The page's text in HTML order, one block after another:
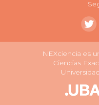
NEXciencia es
Ciencias